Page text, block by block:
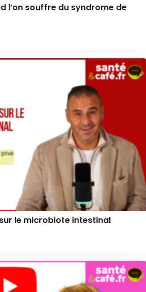
l’on souffre du syndrome de
le microbiote intestinal